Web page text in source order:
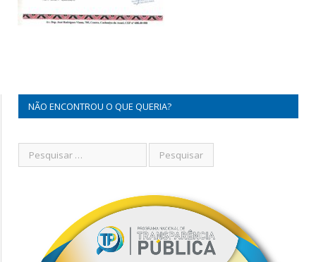
NÃO ENCONTROU O QUE QUERIA?